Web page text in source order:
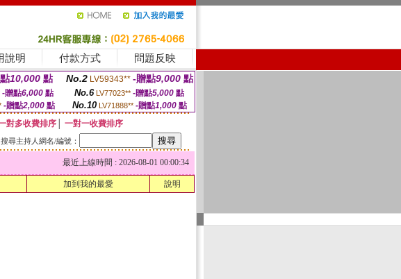
說明 付款方式 問題反映
10,000 點 No.2 LV59343** -贈點9,000 點
-贈點6,000點 No.6 LV77023** -贈點5,000點
-贈點2,000點 No.10 LV71888** -贈點1,000 點
對多收費排序
一對一收費排序
搜尋主持人網名/編號：
最近上線時間 : 2026-08-01 00:00:34
加到我的最愛 說明